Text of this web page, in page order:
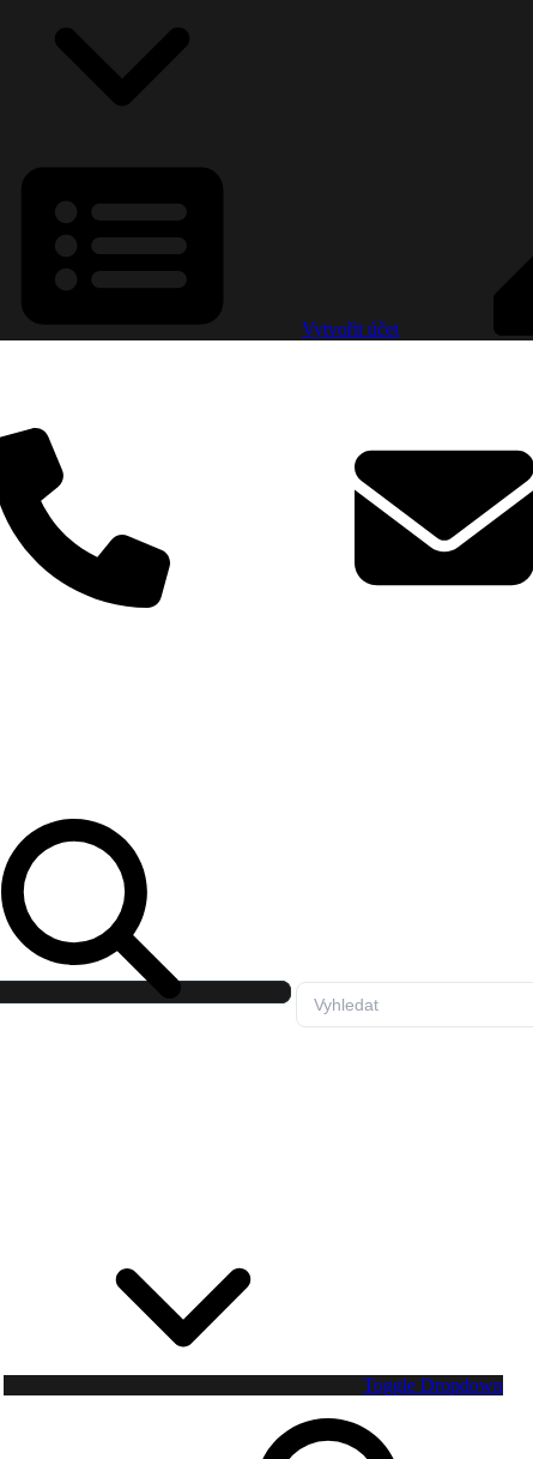
Vytvořit účet
Toggle Dropdown